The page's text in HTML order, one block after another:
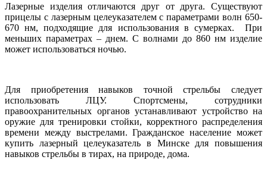
Лазерные изделия отличаются друг от друга. Существуют
прицелы с лазерным целеуказателем с параметрами волн 650-
670 нм, подходящие для использования в сумерках. При
меньших параметрах – днем. С волнами до 860 нм изделие
может использоваться ночью.
Для приобретения навыков точной стрельбы следует
использовать ЛЦУ. Спортсмены, сотрудники
правоохранительных органов устанавливают устройство на
оружие для тренировки стойки, корректного распределения
времени между выстрелами. Гражданское население может
купить лазерный целеуказатель в Минске для повышения
навыков стрельбы в тирах, на природе, дома.